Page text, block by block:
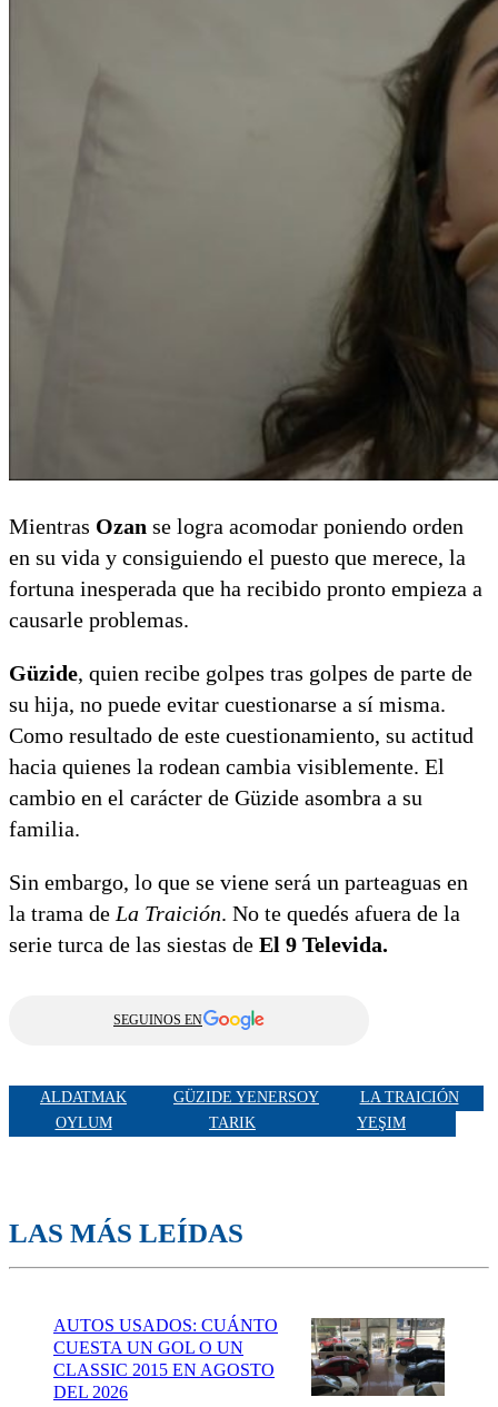
Mientras Ozan se logra acomodar poniendo orden
en su vida y consiguiendo el puesto que merece, la
fortuna inesperada que ha recibido pronto empieza a
causarle problemas.
Güzide, quien recibe golpes tras golpes de parte de
su hija, no puede evitar cuestionarse a sí misma.
Como resultado de este cuestionamiento, su actitud
hacia quienes la rodean cambia visiblemente. El
cambio en el carácter de Güzide asombra a su
familia.
Sin embargo, lo que se viene será un parteaguas en
la trama de La Traición. No te quedés afuera de la
serie turca de las siestas de El 9 Televida.
SEGUINOS EN
ALDATMAK GÜZIDE YENERSOY
LA TRAICIÓN
OYLUM
TARIK YEŞIM
LAS MÁS LEÍDAS
AUTOS USADOS: CUÁNTO
CUESTA UN GOL O UN
CLASSIC 2015 EN AGOSTO
DEL 2026